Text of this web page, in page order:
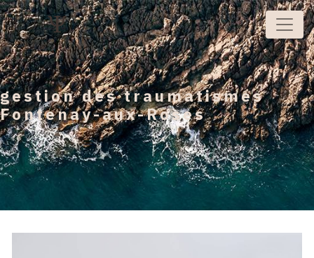
Panneau de gestion des cookies
gestion des traumatismes
Fontenay-aux-Roses